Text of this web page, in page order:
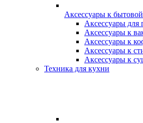
Аксессуары к
Аксессуары
Аксессуары к
Аксессуары к
Аксессуары к
Аксессуары к
Техника для кухни